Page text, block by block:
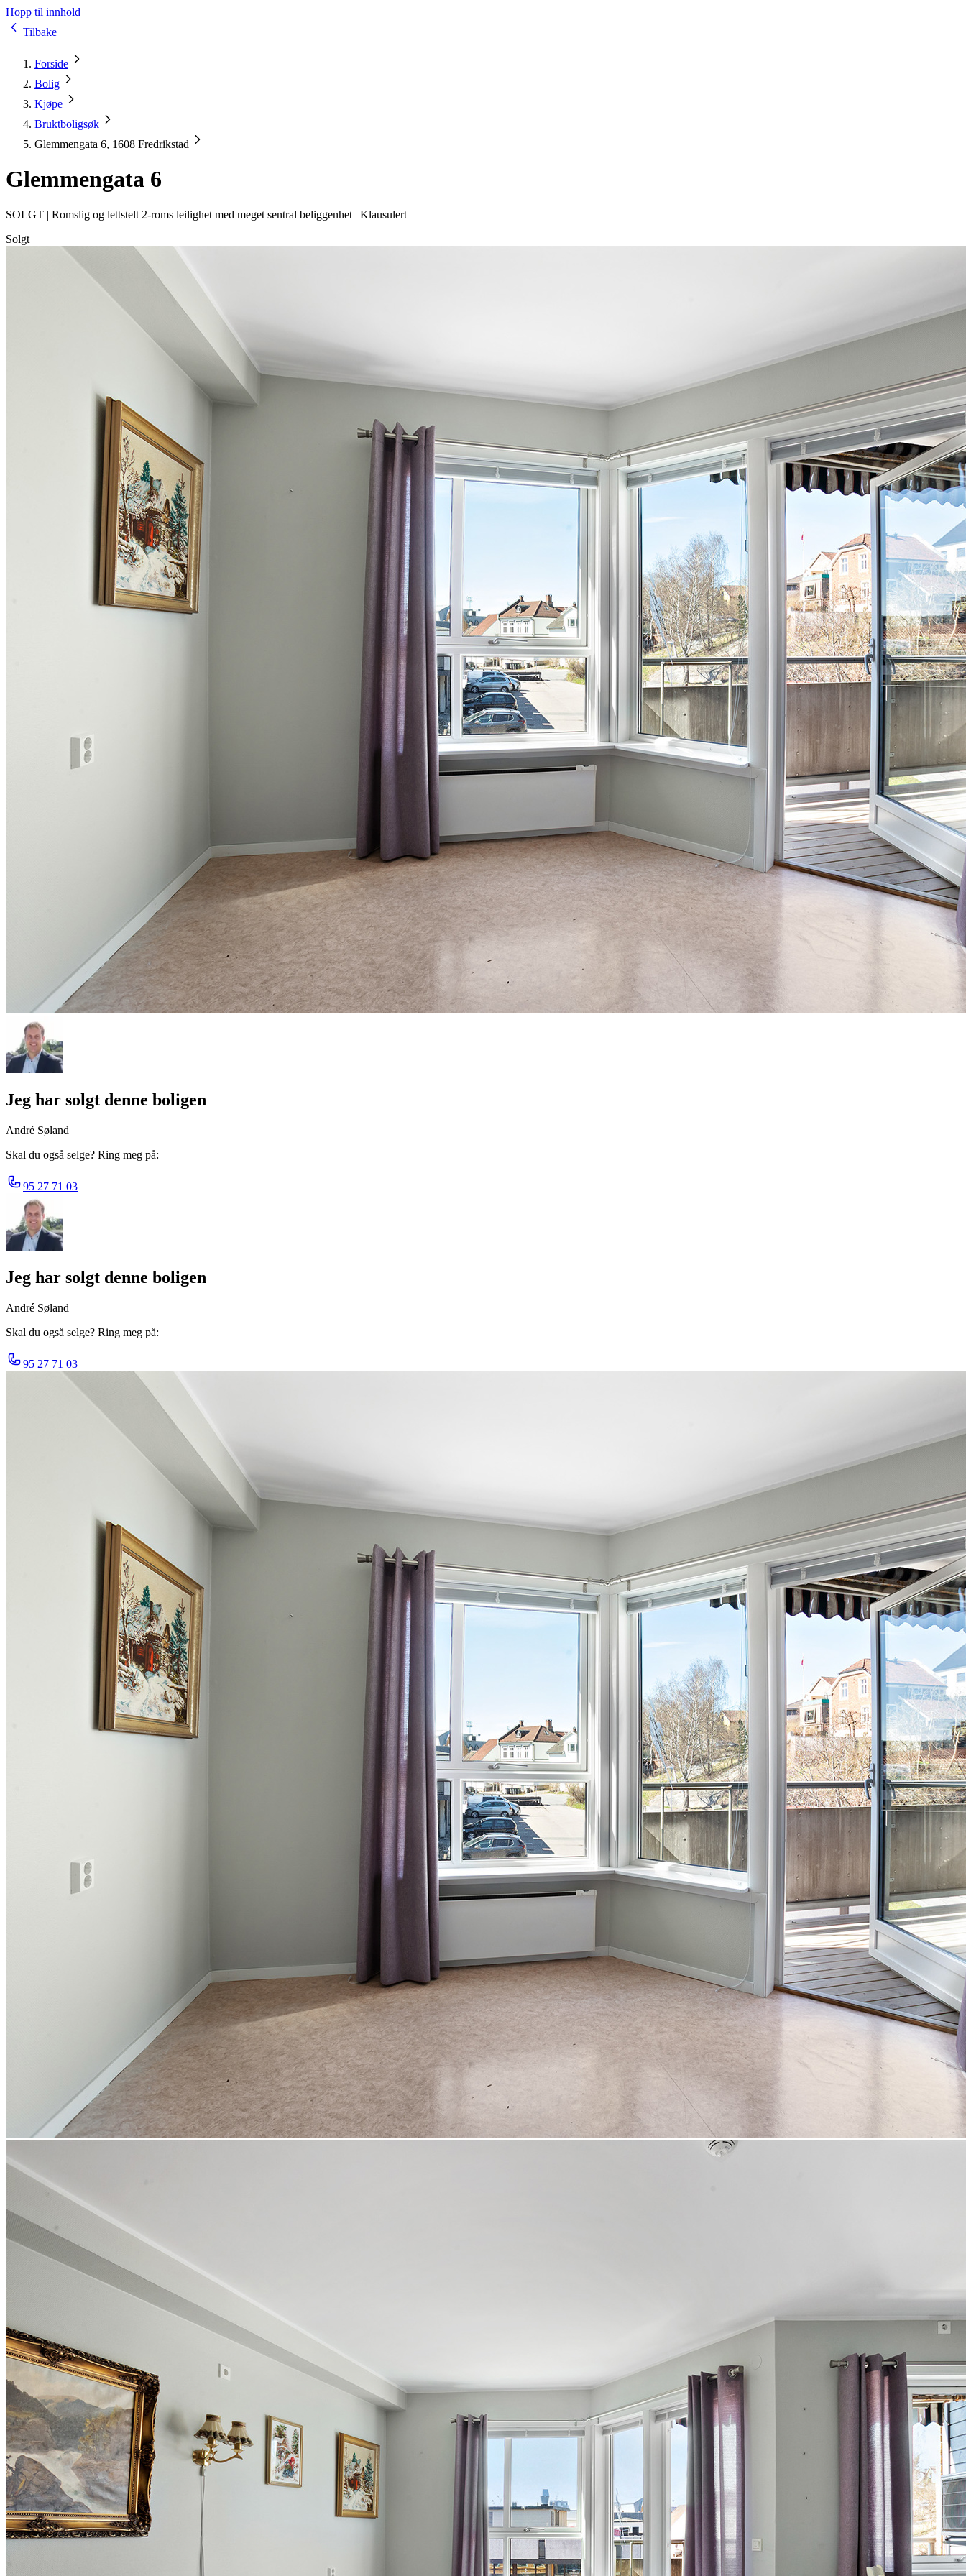
Hopp til innhold
Tilbake
Forside
Bolig
Kjøpe
Bruktboligsøk
Glemmengata 6, 1608 Fredrikstad
Glemmengata 6
SOLGT | Romslig og lettstelt 2-roms leilighet med meget sentral beliggenhet | Klausulert
Solgt
Jeg har solgt denne boligen
André Søland
Skal du også selge? Ring meg på:
95 27 71 03
Jeg har solgt denne boligen
André Søland
Skal du også selge? Ring meg på:
95 27 71 03